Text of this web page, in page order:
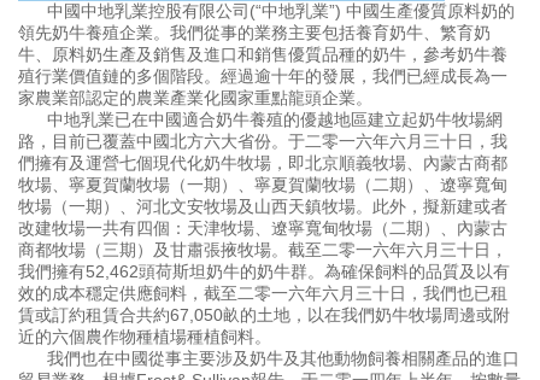
中國中地乳業控股有限公司(“中地乳業”) 中國生產優質原料奶的
領先奶牛養殖企業。我們從事的業務主要包括養育奶牛、繁育奶
牛、原料奶生產及銷售及進口和銷售優質品種的奶牛，參考奶牛養
殖行業價值鏈的多個階段。經過逾十年的發展，我們已經成長為一
家農業部認定的農業產業化國家重點龍頭企業。
中地乳業已在中國適合奶牛養殖的優越地區建立起奶牛牧場網
路，目前已覆蓋中國北方六大省份。于二零一六年六月三十日，我
們擁有及運營七個現代化奶牛牧場，即北京順義牧場、內蒙古商都
牧場、寧夏賀蘭牧場（一期）、寧夏賀蘭牧場（二期）、遼寧寬甸
牧場（一期）、河北文安牧場及山西天鎮牧場。此外，擬新建或者
改建牧場一共有四個：天津牧場、遼寧寬甸牧場（二期）、內蒙古
商都牧場（三期）及甘肅張掖牧場。截至二零一六年六月三十日，
我們擁有52,462頭荷斯坦奶牛的奶牛群。為確保飼料的品質及以有
效的成本穩定供應飼料，截至二零一六年六月三十日，我們也已租
賃或訂約租賃合共約67,050畝的土地，以在我們奶牛牧場周邊或附
近的六個農作物種植場種植飼料。
我們也在中國從事主要涉及奶牛及其他動物飼養相關產品的進口